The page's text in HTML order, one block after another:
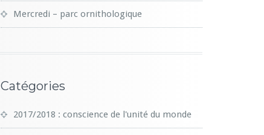
Mercredi – parc ornithologique
Catégories
2017/2018 : conscience de l'unité du monde